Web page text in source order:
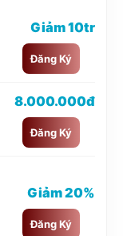
Giảm 10tr
Đăng Ký
8.000.000đ
Đăng Ký
Giảm 20%
Đăng Ký